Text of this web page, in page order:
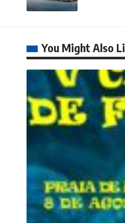
You Might Also